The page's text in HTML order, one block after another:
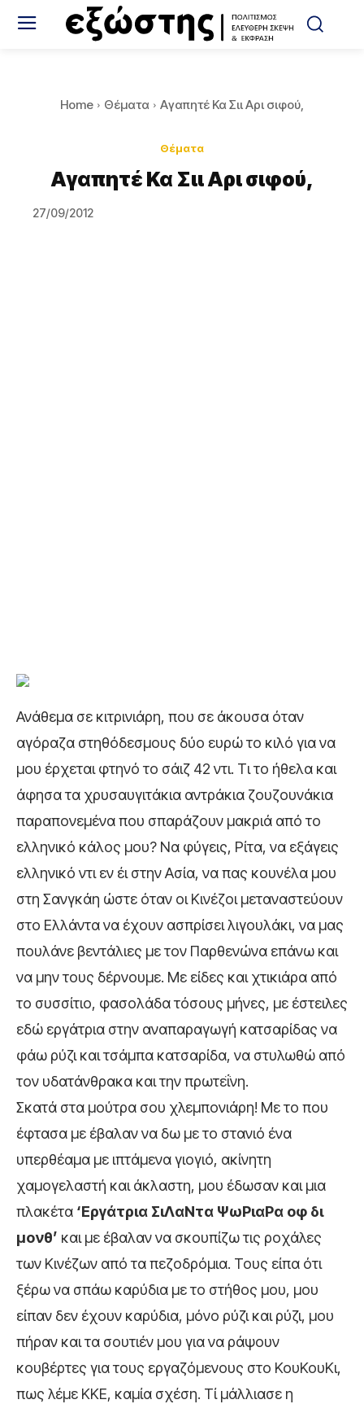
Home Θέματα Αγαπητέ Κα Σιι Αρι σιφού,
Θέματα
Αγαπητέ Κα Σιι Αρι σιφού,
27/09/2012
Ανάθεμα σε κιτρινιάρη, που σε άκουσα όταν
αγόραζα στηθόδεσμους δύο ευρώ το κιλό για να
μου έρχεται φτηνό το σάιζ 42 ντι. Τι το ήθελα και
άφησα τα χρυσαυγιτάκια αντράκια ζουζουνάκια
παραπονεμένα που σπαράζουν μακριά από το
ελληνικό κάλος μου? Να φύγεις, Ρίτα, να εξάγεις
ελληνικό ντι εν έι στην Ασία, να πας κουνέλα μου
στη Σανγκάη ώστε όταν οι Κινέζοι μεταναστεύουν
στο Ελλάντα να έχουν ασπρίσει λιγουλάκι, να μας
πουλάνε βεντάλιες με τον Παρθενώνα επάνω και
να μην τους δέρνουμε. Με είδες και χτικιάρα από
το συσσίτιο, φασολάδα τόσους μήνες, με έστειλες
εδώ εργάτρια στην αναπαραγωγή κατσαρίδας να
φάω ρύζι και τσάμπα κατσαρίδα, να στυλωθώ από
τον υδατάνθρακα και την πρωτεΐνη.
Σκατά στα μούτρα σου χλεμπονιάρη! Με το που
έφτασα με έβαλαν να δω με το στανιό ένα
υπερθέαμα με ιπτάμενα γιογιό, ακίνητη
χαμογελαστή και άκλαστη, μου έδωσαν και μια
πλακέτα ‘Εργάτρια ΣιΛαΝτα ΨωΡιαΡα οφ δι
μονθ’ και με έβαλαν να σκουπίζω τις ροχάλες
των Κινέζων από τα πεζοδρόμια. Τους είπα ότι
ξέρω να σπάω καρύδια με το στήθος μου, μου
είπαν δεν έχουν καρύδια, μόνο ρύζι και ρύζι, μου
πήραν και τα σουτιέν μου για να ράψουν
κουβέρτες για τους εργαζόμενους στο ΚουΚουΚι,
πως λέμε ΚΚΕ, καμία σχέση. Τί μάλλιασε η